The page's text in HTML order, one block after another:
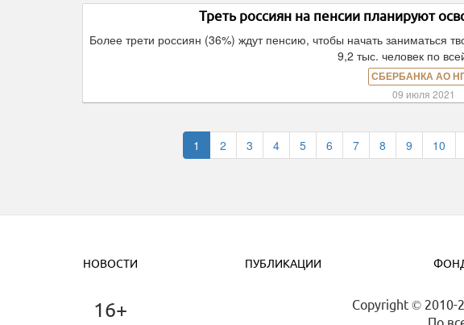
Треть россиян на пенсии планируют
Более трети россиян (36%) ждут пенсию, чтобы начать заниматься
9,2 тыс. человек по
СБЕРБАНКА АО
09 июля 2021
1 2 3 4 5 6 7 8 9 10
НОВОСТИ ПУБЛИКАЦИИ
16+ Copyright © 2010-